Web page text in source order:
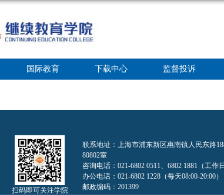
国际教育 下载中心 监督投诉
扫码即可关注学院
联系地址：上海市浦东新区惠南镇人民东路
80802室
咨询电话：021-6802 0511、6802 1881（工作
办公电话：021-6802 1228（每天08:00-20:00）
邮政编码：201399